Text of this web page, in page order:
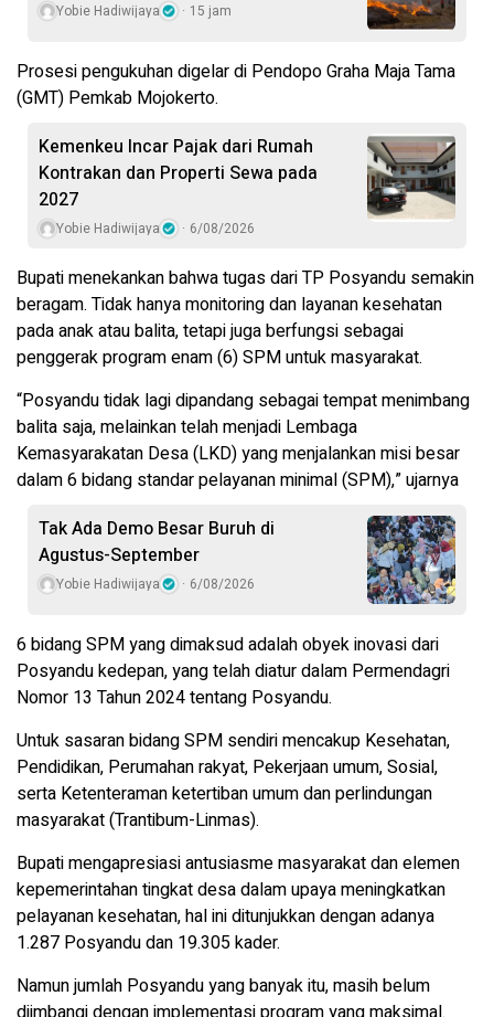
Yobie Hadiwijaya 15 jam
Prosesi pengukuhan digelar di Pendopo Graha Maja Tama
(GMT) Pemkab Mojokerto.
Kemenkeu Incar Pajak dari Rumah
Kontrakan dan Properti Sewa pada
2027
Yobie Hadiwijaya 6/08/2026
Bupati menekankan bahwa tugas dari TP Posyandu semakin
beragam. Tidak hanya monitoring dan layanan kesehatan
pada anak atau balita, tetapi juga berfungsi sebagai
penggerak program enam (6) SPM untuk masyarakat.
“Posyandu tidak lagi dipandang sebagai tempat menimbang
balita saja, melainkan telah menjadi Lembaga
Kemasyarakatan Desa (LKD) yang menjalankan misi besar
dalam 6 bidang standar pelayanan minimal (SPM),” ujarnya
Tak Ada Demo Besar Buruh di
Agustus-September
Yobie Hadiwijaya 6/08/2026
6 bidang SPM yang dimaksud adalah obyek inovasi dari
Posyandu kedepan, yang telah diatur dalam Permendagri
Nomor 13 Tahun 2024 tentang Posyandu.
Untuk sasaran bidang SPM sendiri mencakup Kesehatan,
Pendidikan, Perumahan rakyat, Pekerjaan umum, Sosial,
serta Ketenteraman ketertiban umum dan perlindungan
masyarakat (Trantibum-Linmas).
Bupati mengapresiasi antusiasme masyarakat dan elemen
kepemerintahan tingkat desa dalam upaya meningkatkan
pelayanan kesehatan, hal ini ditunjukkan dengan adanya
1.287 Posyandu dan 19.305 kader.
Namun jumlah Posyandu yang banyak itu, masih belum